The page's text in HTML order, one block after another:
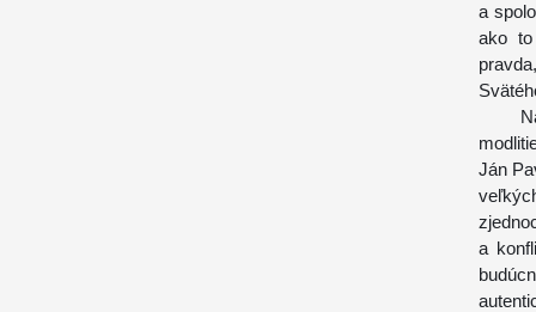
a
ako
Na
Ján
a